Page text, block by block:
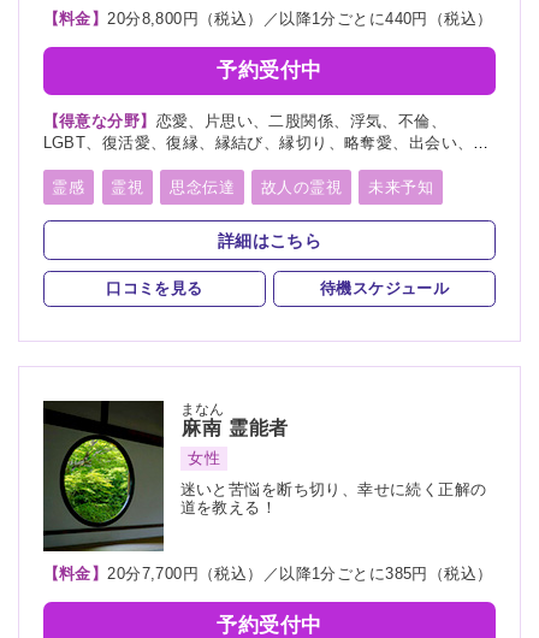
【料金】20分8,800円（税込）／以降1分ごとに440円（税込）
予約受付中
【得意な分野】 恋愛、片思い、二股関係、浮気、不倫、
LGBT、復活愛、復縁、縁結び、縁切り、略奪愛、出会い、相
宝、子供、育児、教育、介護、進路、学業、受験、就職、天
職、適職、仕事、転職、経営、人間関係、人生相談、健康、金
運、引越し、開運、故人、生霊、相手の気持ち、総合運、過
去、未来、将来、運勢、心霊相談、心霊写真、命名、改名、
ペット、霊障、カルマ、人探し、物探し
霊感 霊視 思念伝達 故人の霊視 未来予知
霊聴 霊査 霊眼 前世 後世 来世 神通力
守護霊 背後霊 死者霊の降霊 イタコ口寄せ
霊媒(憑依) チャネリング オーラリーディング
サイキックリーディング 縁結び
浄霊 浄化 祈願
人形供養 水子供養
霊符
詳細はこちら
口コミを見る 待機スケジュール
麻南
まなん
霊能者
女性
迷いと苦悩を断ち切り、幸せに続く正解の
道を教える！
【料金】20分7,700円（税込）／以降1分ごとに385円（税込）
予約受付中